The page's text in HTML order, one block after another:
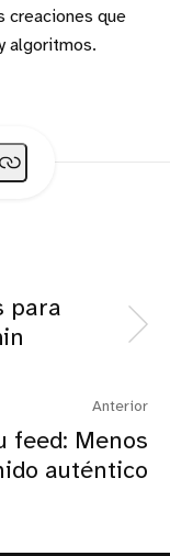
creaciones que
algoritmos.
para
Anterior
feed: Menos
auténtico